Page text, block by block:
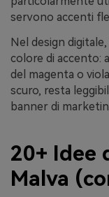
servono accenti
Nel design
colore di accento:
del magenta o
scuro, resta
banner di
20+ Idee
Malva